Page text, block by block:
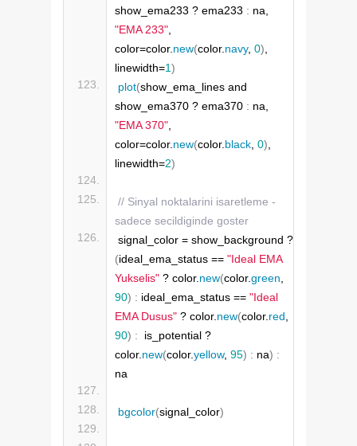
show_ema233 ? ema233 :
"EMA 233",
color=color.new(color.navy, 0),
linewidth=1)
plot(show_ema_lines and
show_ema370 ? ema370 :
"EMA 370",
color=color.new(color.black, 0),
linewidth=2)
// Sinyal noktalarini isaretleme -
sadece secildiginde goster
(ideal_ema_status == "Ideal EMA
Yukselis" ? color.new(color.green
90) : ideal_ema_status == "Ideal
EMA Dusus" ? color.new(color.red
90) :
  is_potential ?
color.new(color.yellow, 95) : na) :
na
bgcolor(signal_color)